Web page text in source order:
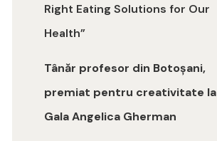
Right Eating Solutions for Our
Health”
Tânăr profesor din Botoșani,
premiat pentru creativitate la
Gala Angelica Gherman